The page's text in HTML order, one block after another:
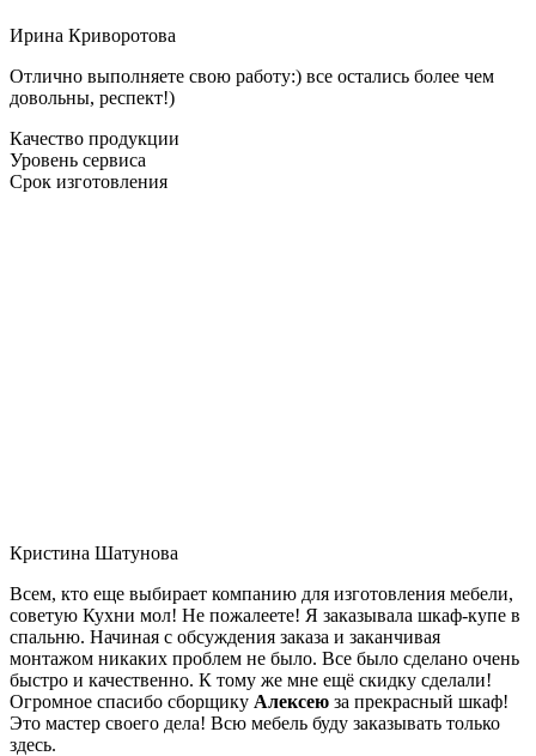
Ирина Криворотова
Отлично выполняете свою работу:) все остались более чем
довольны, респект!)
Качество продукции
Уровень сервиса
Срок изготовления
Кристина Шатунова
Всем, кто еще выбирает компанию для изготовления мебели,
советую Кухни мол! Не пожалеете! Я заказывала шкаф-купе в
спальню. Начиная с обсуждения заказа и заканчивая
монтажом никаких проблем не было. Все было сделано очень
быстро и качественно. К тому же мне ещё скидку сделали!
Огромное спасибо сборщику Алексею за прекрасный шкаф!
Это мастер своего дела! Всю мебель буду заказывать только
здесь.